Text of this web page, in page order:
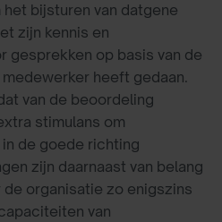
bijsturen van datgene
zijn kennis en
gesprekken op basis van de
heeft gedaan.
van de beoordeling
stimulans om
de goede richting
zijn daarnaast van belang
organisatie zo enigszins
van